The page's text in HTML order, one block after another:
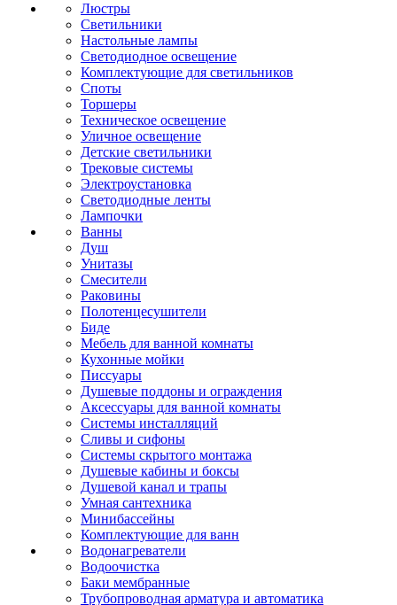
Люстры
Светильники
Настольные лампы
Светодиодное освещение
Комплектующие для светильников
Споты
Торшеры
Техническое освещение
Уличное освещение
Детские светильники
Трековые системы
Электроустановка
Светодиодные ленты
Лампочки
Ванны
Душ
Унитазы
Смесители
Раковины
Полотенцесушители
Биде
Мебель для ванной комнаты
Кухонные мойки
Писсуары
Душевые поддоны и ограждения
Аксессуары для ванной комнаты
Системы инсталляций
Сливы и сифоны
Системы скрытого монтажа
Душевые кабины и боксы
Душевой канал и трапы
Умная сантехника
Минибассейны
Комплектующие для ванн
Водонагреватели
Водоочистка
Баки мембранные
Трубопроводная арматура и автоматика